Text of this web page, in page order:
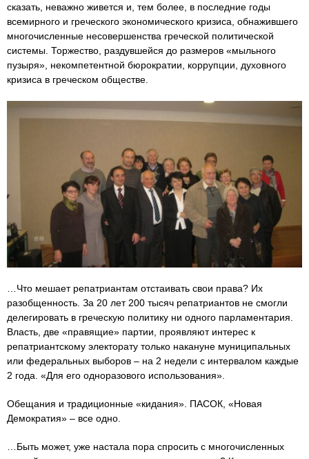
сказать, неважно живется и, тем более, в последние годы
всемирного и греческого экономического кризиса, обнажившего
многочисленные несовершенства греческой политической
системы. Торжество, раздувшейся до размеров «мыльного
пузыря», некомпетентной бюрократии, коррупции, духовного
кризиса в греческом обществе.
…Что мешает репатриантам отстаивать свои права? Их
разобщенность. За 20 лет 200 тысяч репатриантов не смогли
делегировать в греческую политику ни одного парламентария.
Власть, две «правящие» партии, проявляют интерес к
репатриантскому электорату только накануне муниципальных
или федеральных выборов – на 2 недели с интервалом каждые
2 года. «Для его одноразового использования».
Обещания и традиционные «кидания». ПАСОК, «Новая
Демократия» – все одно.
…Быть может, уже настала пора спросить с многочисленных